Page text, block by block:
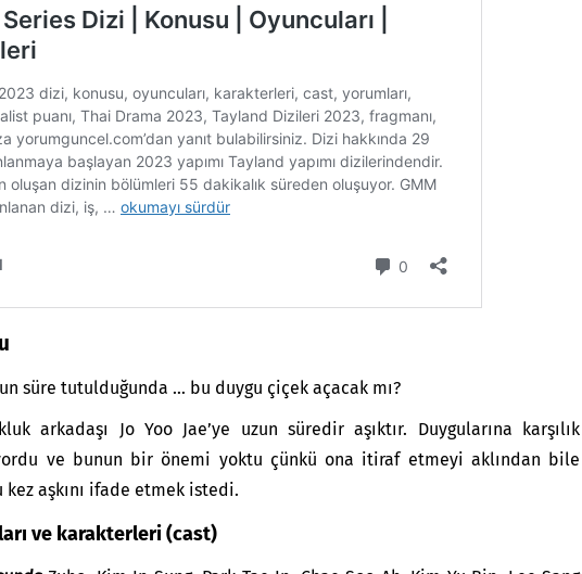
süre tutulduğunda … bu duygu çiçek açacak mı?
arkadaşı Jo Yoo Jae’ye uzun süredir aşıktır. Duygularına karşılık
ve bunun bir önemi yoktu çünkü ona itiraf etmeyi aklından bile
aşkını ifade etmek istedi.
ve karakterleri (cast)